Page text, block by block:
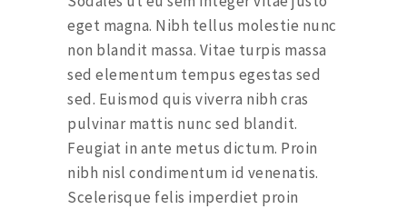
eget magna. Nibh tellus molestie nunc
non blandit massa. Vitae turpis massa
sed elementum tempus egestas sed
sed. Euismod quis viverra nibh cras
pulvinar mattis nunc sed blandit.
Feugiat in ante metus dictum. Proin
nibh nisl condimentum id venenatis.
Scelerisque felis imperdiet proin